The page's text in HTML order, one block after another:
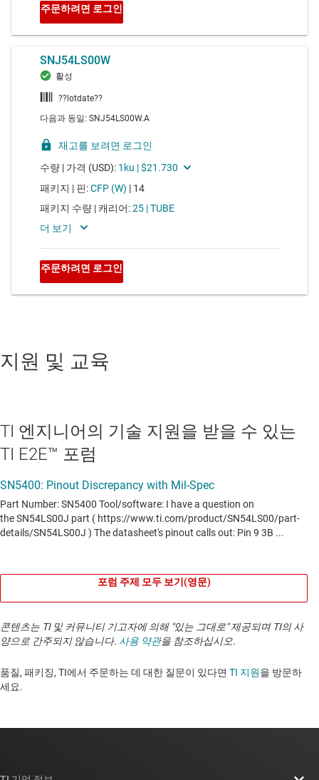
지원 및 교육
TI 엔지니어의 기술 지원을 받을 수 있는
TI E2E™ 포럼
포럼 주제 모두 보기(영문)
콘텐츠는 TI 및 커뮤니티 기고자에 의해 "있는 그대로" 제공되며 TI의 사
양으로 간주되지 않습니다. 사용 약관을 참조하십시오.
품질, 패키징, TI에서 주문하는 데 대한 질문이 있다면 TI 지원을 방문하
세요. ​​​​​​​​​​​​​​